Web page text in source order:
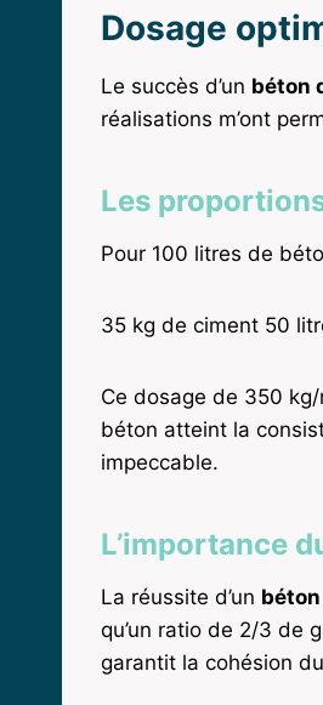
Dosage
Le succès d’un béton
réalisations m’ont
Les
Pour 100 litres de
35 kg de ciment 50
Ce dosage de 350
béton atteint la
impeccable.
L’importance
La réussite d’un
qu’un ratio de 2/3 de
garantit la cohésion